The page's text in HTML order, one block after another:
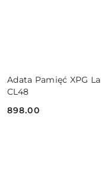
Adata Pamięć XPG
CL48
Cena:
898.00